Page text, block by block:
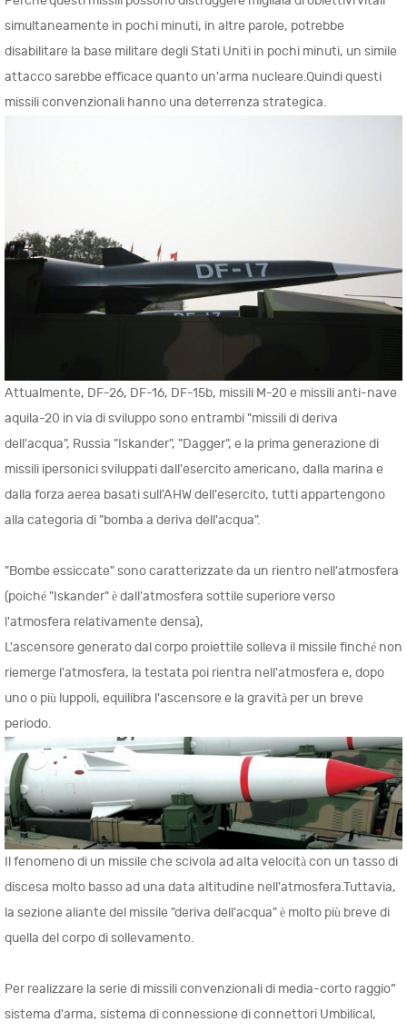
simultaneamente in pochi minuti, in altre parole, potrebbe
disabilitare la base militare degli Stati Uniti in pochi minuti, un simile
attacco sarebbe efficace quanto un'arma nucleare.Quindi questi
missili convenzionali hanno una deterrenza strategica.
Attualmente, DF-26, DF-16, DF-15b, missili M-20 e missili anti-nave
aquila-20 in via di sviluppo sono entrambi "missili di deriva
dell'acqua", Russia "Iskander", "Dagger", e la prima generazione di
missili ipersonici sviluppati dall'esercito americano, dalla marina e
dalla forza aerea basati sull'AHW dell'esercito, tutti appartengono
alla categoria di "bomba a deriva dell'acqua".
"Bombe essiccate" sono caratterizzate da un rientro nell'atmosfera
(poiché "Iskander" è dall'atmosfera sottile superiore verso
l'atmosfera relativamente densa),
L'ascensore generato dal corpo proiettile solleva il missile finché non
riemerge l'atmosfera, la testata poi rientra nell'atmosfera e, dopo
uno o più luppoli, equilibra l'ascensore e la gravità per un breve
periodo.
Il fenomeno di un missile che scivola ad alta velocità con un tasso di
discesa molto basso ad una data altitudine nell'atmosfera.Tuttavia,
la sezione aliante del missile "deriva dell'acqua" è molto più breve di
quella del corpo di sollevamento.
Per realizzare la serie di missili convenzionali di media-corto raggio”
sistema d'arma, sistema di connessione di connettori Umbilical,